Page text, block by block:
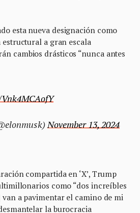
esta nueva designación como
a gran escala
cambios drásticos “nunca antes
November 13, 2024
compartida en ‘X’, Trump
como “dos increíbles
a pavimentar el camino de mi
la burocracia